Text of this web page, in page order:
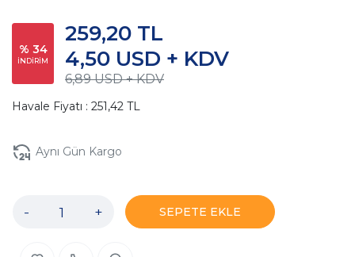
% 34
İNDİRİM
6,89 USD + KDV
4,50 USD + KDV
259,20 TL
Havale Fiyatı : 251,42 TL
Aynı Gün Kargo
- + SEPETE EKLE